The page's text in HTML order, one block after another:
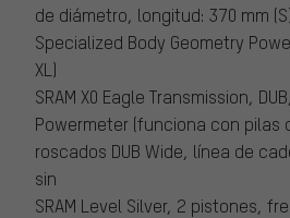
de diámetro, longitud: 370 mm
Specialized Body Geometry
XL)
SRAM X0 Eagle Transmission,
Powermeter (funciona con pilas
roscados DUB Wide, línea de
sin
SRAM Level Silver, 2 pistones,